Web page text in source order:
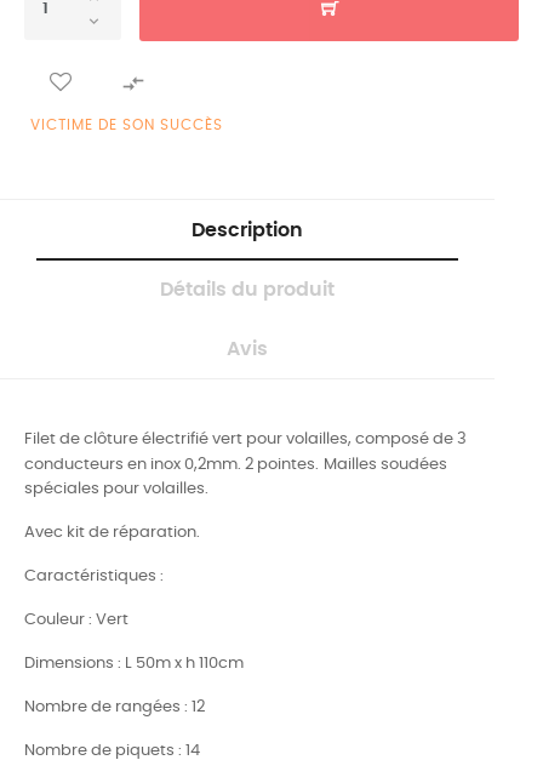

VICTIME DE SON SUCCÈS
Description
Détails du produit
Avis
Filet de clôture électrifié vert pour volailles, composé de 3
conducteurs en inox 0,2mm. 2 pointes. Mailles soudées
spéciales pour volailles.
Avec kit de réparation.
Caractéristiques :
Couleur : Vert
Dimensions : L 50m x h 110cm
Nombre de rangées : 12
Nombre de piquets : 14